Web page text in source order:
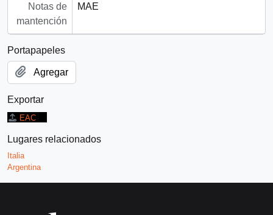
Notas de
mantención
MAE
Portapapeles
Agregar
Exportar
EAC
Lugares relacionados
Italia
Argentina